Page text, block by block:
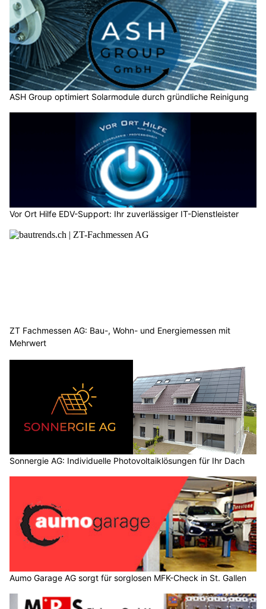
ASH Group optimiert Solarmodule durch gründliche Reinigung
Vor Ort Hilfe EDV-Support: Ihr zuverlässiger IT-Dienstleister
ZT Fachmessen AG: Bau-, Wohn- und Energiemessen mit
Mehrwert
Sonnergie AG: Individuelle Photovoltaiklösungen für Ihr Dach
Aumo Garage AG sorgt für sorglosen MFK-Check in St. Gallen